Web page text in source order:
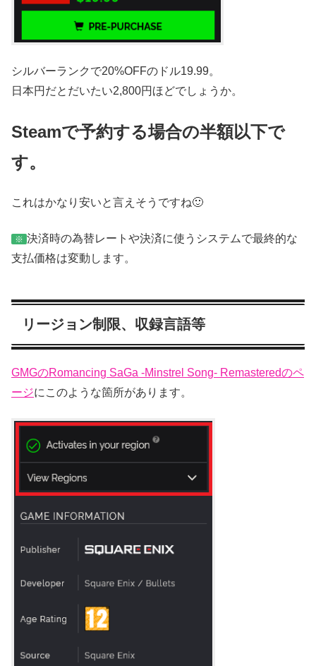
シルバーランクで20%OFFのドル19.99。
日本円だとだいたい2,800円ほどでしょうか。
Steamで予約する場合の半額以下で
す。
これはかなり安いと言えそうですね🙂
※ 決済時の為替レートや決済に使うシステムで最終的な
支払価格は変動します。
リージョン制限、収録言語等
GMGのRomancing SaGa -Minstrel Song- Remasteredのペ
ージにこのような箇所があります。